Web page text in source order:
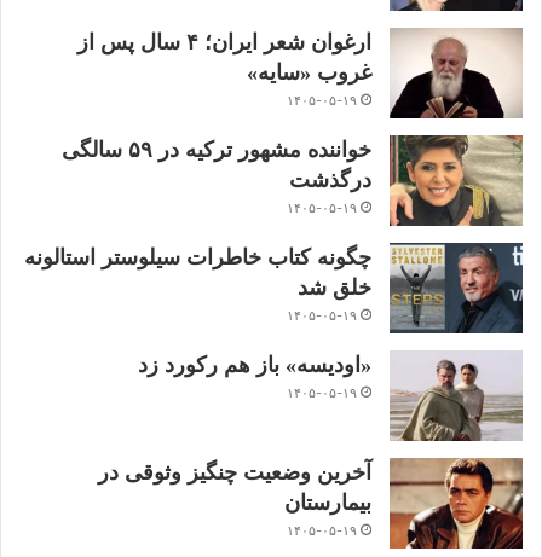
ارغوان شعر ایران؛ ۴ سال پس از
غروب «سایه»
۱۴۰۵-۰۵-۱۹
خواننده مشهور ترکیه در ۵۹ سالگی
درگذشت
۱۴۰۵-۰۵-۱۹
چگونه کتاب خاطرات سیلوستر استالونه
خلق شد
۱۴۰۵-۰۵-۱۹
«اودیسه» باز هم رکورد زد
۱۴۰۵-۰۵-۱۹
آخرین وضعیت چنگیز وثوقی در
بیمارستان
۱۴۰۵-۰۵-۱۹